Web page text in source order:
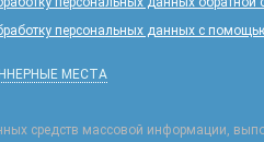
персональных данных с
МЕСТА
средств массовой информации,